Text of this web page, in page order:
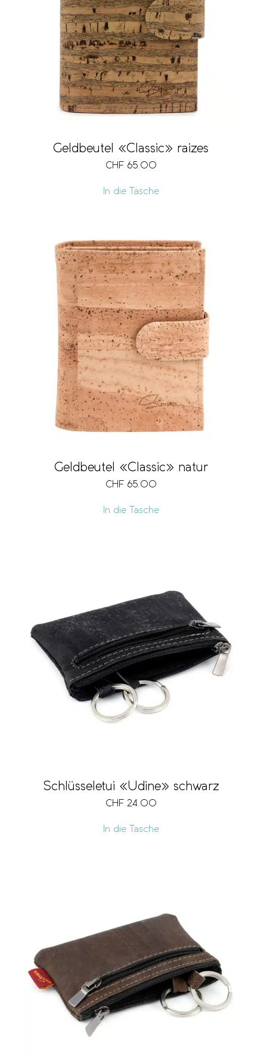
Geldbeutel «Classic» raizes
CHF 65.00
In die Tasche
Geldbeutel «Classic» natur
CHF 65.00
In die Tasche
Schlüsseletui «Udine» schwarz
CHF 24.00
In die Tasche